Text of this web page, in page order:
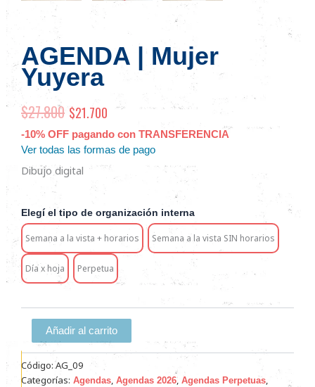
AGENDA | Mujer
Yuyera
$27.800 El
precio
original
era:
$21.700 El
precio
actual
es:
-10% OFF pagando con TRANSFERENCIA
Ver todas las formas de pago
Dibujo digital
Elegí el tipo de organización interna
Semana a la vista + horarios Semana a la vista SIN horarios
Día x hoja Perpetua
AGENDA
|
Mujer
Yuyera
cantidad
Añadir al carrito
Código:AG_09
Categorías: Agendas, Agendas 2026, Agendas Perpetuas,